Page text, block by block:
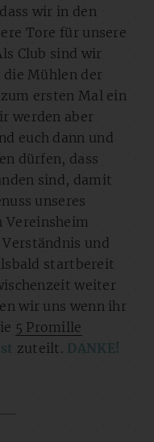
wir in den
Tore für unsere
Club sind wir
Mühlen der
ersten Mal ein
werden aber
euch dann und
dürfen, dass
sind, damit
unseres
Vereinsheim
und
startbereit
weiter
wir uns wenn ihr
5 Promille
zuteilt. DANKE!